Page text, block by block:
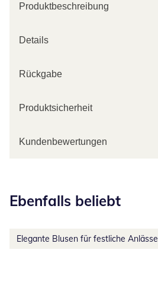
Produktbeschreibung
Details
Rückgabe
Produktsicherheit
Kundenbewertungen
Ebenfalls beliebt
Elegante Blusen für festliche Anlässe